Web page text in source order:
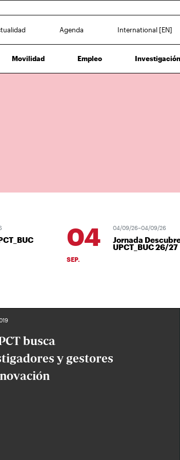
Agenda International [EN]
Movilidad Empleo Investigación
04
SEP.
04/09/26–04/09/26
Jornada Descubre
UPCT_BUC 26/27
busca
y gestores